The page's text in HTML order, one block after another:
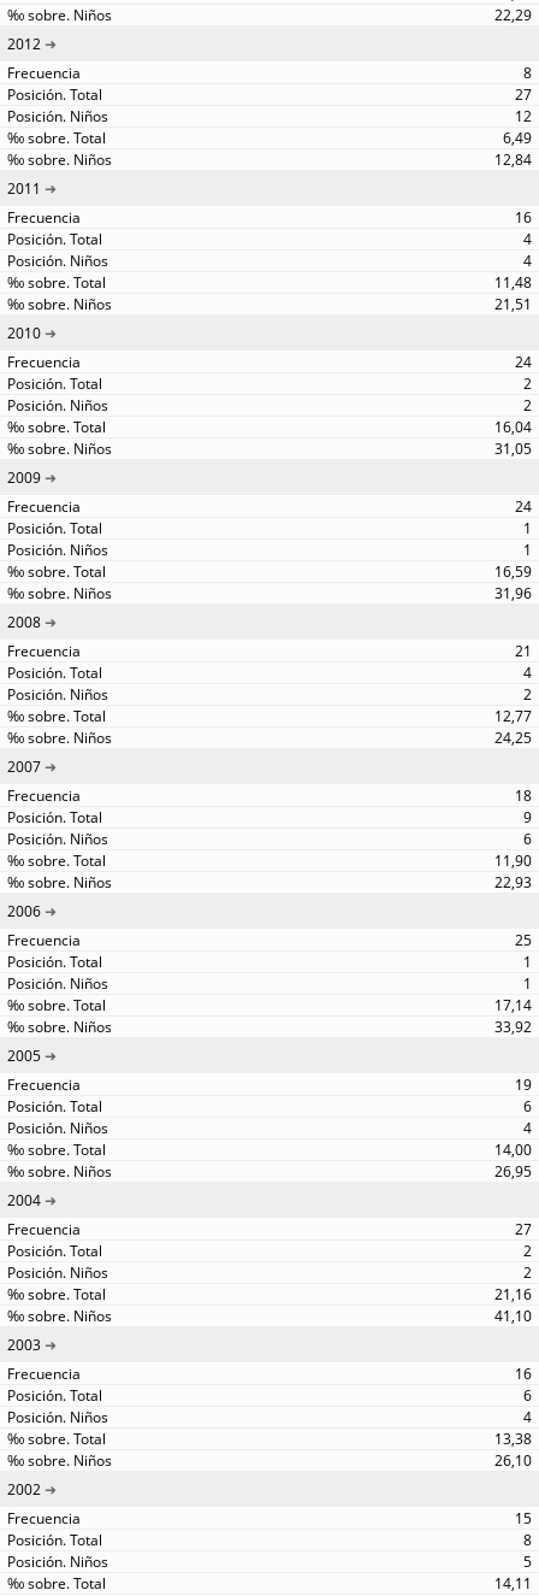
22,29
2012
8
27
12
6,49
12,84
2011
16
4
4
11,48
21,51
2010
24
2
2
16,04
31,05
2009
24
1
1
16,59
31,96
2008
21
4
2
12,77
24,25
2007
18
9
6
11,90
22,93
2006
25
1
1
17,14
33,92
2005
19
6
4
14,00
26,95
2004
27
2
2
21,16
41,10
2003
16
6
4
13,38
26,10
2002
15
8
5
14,11